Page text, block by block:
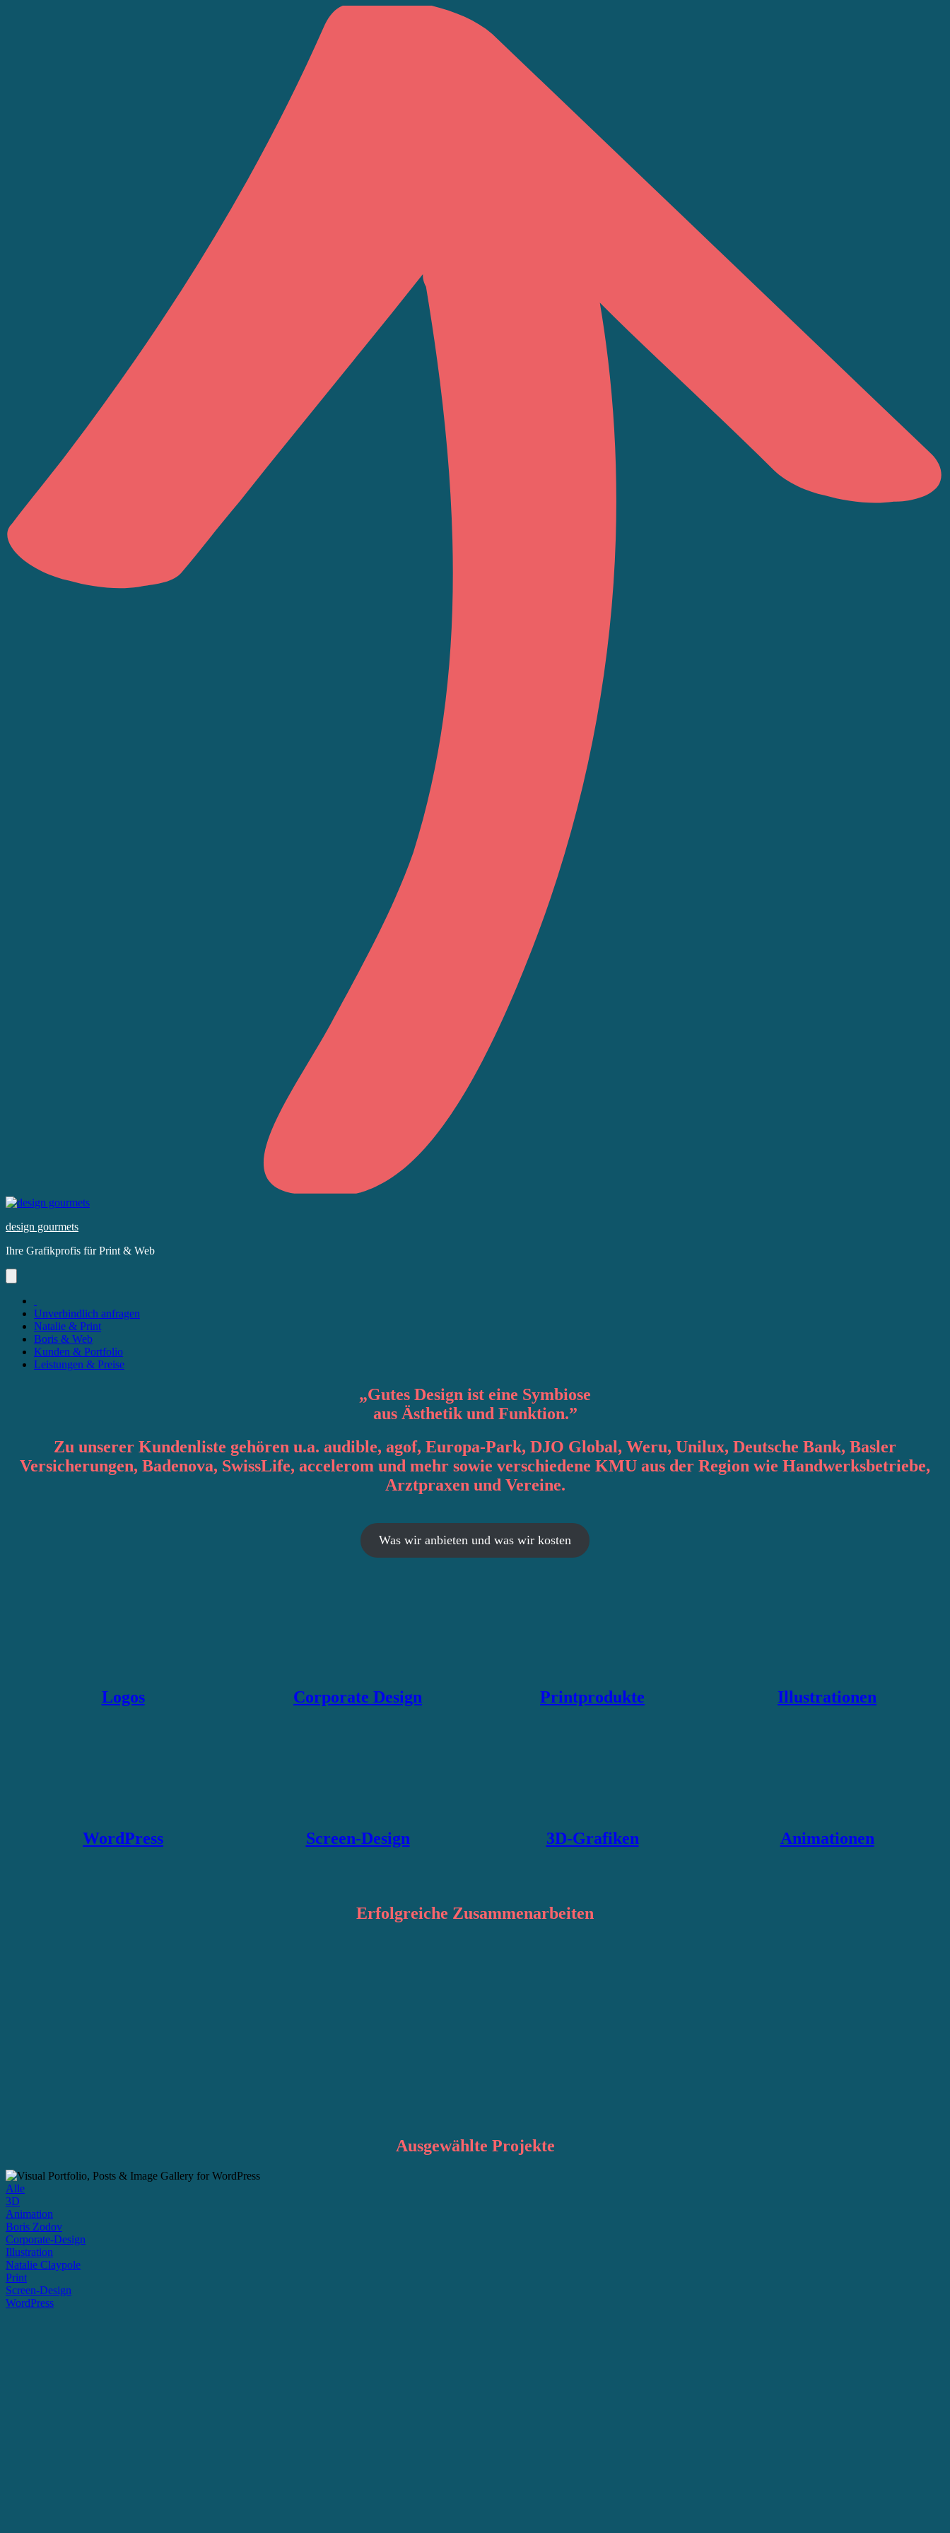
Skip
content
design gourmets
Ihre Grafikprofis für Print & Web
Unverbindlich anfragen
Natalie & Print
Boris & Web
Kunden & Portfolio
Leistungen & Preise
„Gutes Design ist eine Symbiose
aus Ästhetikund Funktion.”
Zu unserer Kundenliste gehören u.a. audible, agof, Europa-Park, DJO Global, Weru, Unilux, Deutsche Bank, Basler
Versicherungen, Badenova, SwissLife, accelerom und mehr sowie verschiedene KMU aus der Region wie Handwerksbetriebe,
Arztpraxen und Vereine.
Was wir anbieten und was wir kosten
Logos Corporate Design Printprodukte Illustrationen
WordPress Screen-Design 3D-Grafiken Animationen
Erfolgreiche Zusammenarbeiten
Ausgewählte Projekte
Alle
3D
Animation
Boris Zodov
Corporate-Design
Illustration
Natalie Claypole
Print
Screen-Design
WordPress